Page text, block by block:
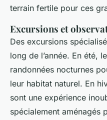
terrain fertile pour ces
Excursions et
Des excursions
long de l’année. En été,
randonnées nocturnes
leur habitat naturel. En
sont une expérience
spécialement aménagés